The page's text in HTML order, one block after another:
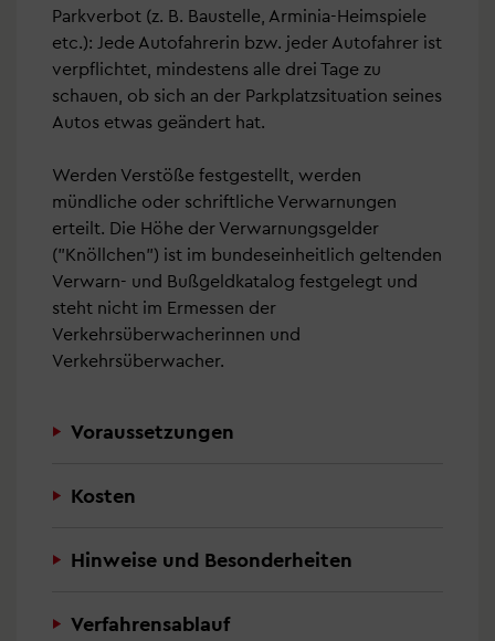
Parkverbot (z. B. Baustelle, Arminia-Heimspiele
etc.): Jede Autofahrerin bzw. jeder Autofahrer ist
verpflichtet, mindestens alle drei Tage zu
schauen, ob sich an der Parkplatzsituation seines
Autos etwas geändert hat.
Werden Verstöße festgestellt, werden
mündliche oder schriftliche Verwarnungen
erteilt. Die Höhe der Verwarnungsgelder
("Knöllchen") ist im bundeseinheitlich geltenden
Verwarn- und Bußgeldkatalog festgelegt und
steht nicht im Ermessen der
Verkehrsüberwacherinnen und
Verkehrsüberwacher.
Voraussetzungen
Kosten
Hinweise und Besonderheiten
Verfahrensablauf